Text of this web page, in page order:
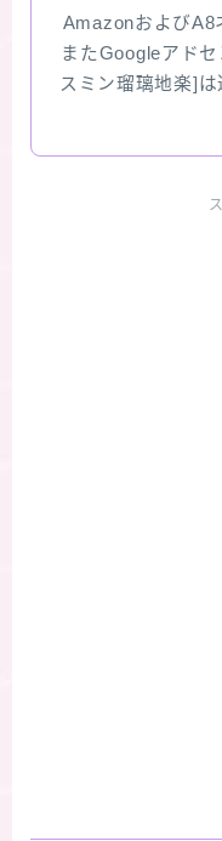
AmazonおよびA8
またGoogleアド
スミン瑠璃地楽]